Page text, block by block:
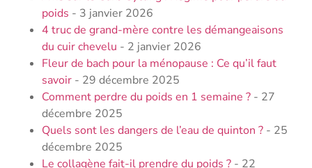
poids - 3 janvier 2026
4 truc de grand-mère contre les démangeaisons
du cuir chevelu - 2 janvier 2026
Fleur de bach pour la ménopause : Ce qu’il faut
savoir - 29 décembre 2025
Comment perdre du poids en 1 semaine ? - 27
décembre 2025
Quels sont les dangers de l’eau de quinton ? - 25
décembre 2025
Le collagène fait-il prendre du poids ? - 22